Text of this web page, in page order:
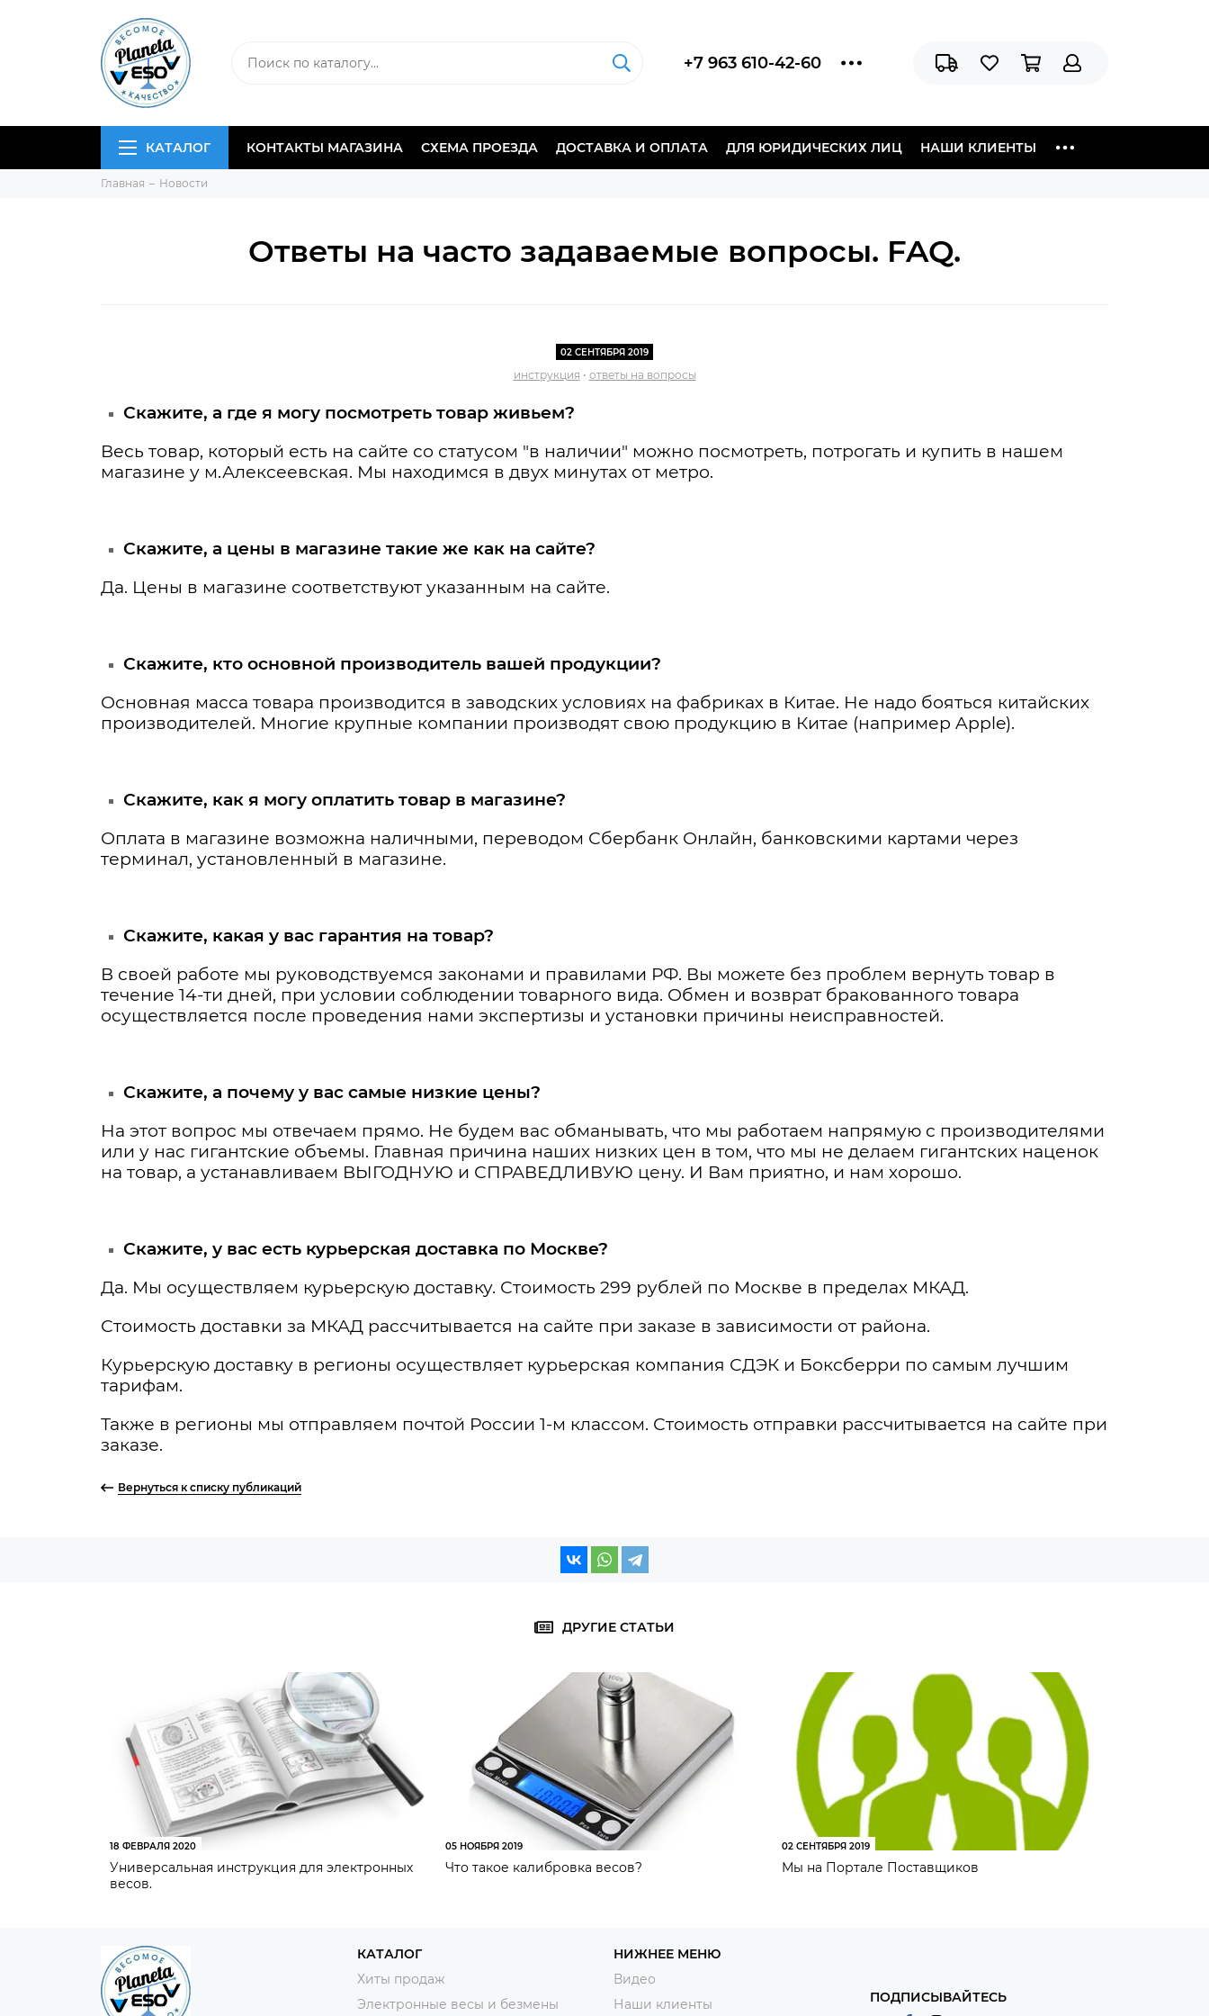
+7 963 610-42-60
КАТАЛОГ КОНТАКТЫ МАГАЗИНА СХЕМА ПРОЕЗДА ДОСТАВКА И ОПЛАТА ДЛЯ ЮРИДИЧЕСКИХ ЛИЦ НАШИ КЛИЕНТЫ
Главная Новости
Ответы на часто задаваемые вопросы. FAQ.
02 СЕНТЯБРЯ 2019
инструкция • ответы на вопросы
Скажите, а где я могу посмотреть товар живьем?
Весь товар, который есть на сайте со статусом "в наличии" можно посмотреть, потрогать и купить в нашем
магазине у м.Алексеевская. Мы находимся в двух минутах от метро.
Скажите, а цены в магазине такие же как на сайте?
Да. Цены в магазине соответствуют указанным на сайте.
Скажите, кто основной производитель вашей продукции?
Основная масса товара производится в заводских условиях на фабриках в Китае. Не надо бояться китайских
производителей. Многие крупные компании производят свою продукцию в Китае (например Apple).
Скажите, как я могу оплатить товар в магазине?
Оплата в магазине возможна наличными, переводом Сбербанк Онлайн, банковскими картами через
терминал, установленный в магазине.
Скажите, какая у вас гарантия на товар?
В своей работе мы руководствуемся законами и правилами РФ. Вы можете без проблем вернуть товар в
течение 14-ти дней, при условии соблюдении товарного вида. Обмен и возврат бракованного товара
осуществляется после проведения нами экспертизы и установки причины неисправностей.
Скажите, а почему у вас самые низкие цены?
На этот вопрос мы отвечаем прямо. Не будем вас обманывать, что мы работаем напрямую с производителями
или у нас гигантские объемы. Главная причина наших низких цен в том, что мы не делаем гигантских наценок
на товар, а устанавливаем ВЫГОДНУЮ и СПРАВЕДЛИВУЮ цену. И Вам приятно, и нам хорошо.
Скажите, у вас есть курьерская доставка по Москве?
Да. Мы осуществляем курьерскую доставку. Стоимость 299 рублей по Москве в пределах МКАД.
Стоимость доставки за МКАД рассчитывается на сайте при заказе в зависимости от района.
Курьерскую доставку в регионы осуществляет курьерская компания СДЭК и Боксберри по самым лучшим
тарифам.
Также в регионы мы отправляем почтой России 1-м классом. Стоимость отправки рассчитывается на сайте при
заказе.
Вернуться к списку публикаций
ДРУГИЕ СТАТЬИ
18 ФЕВРАЛЯ 2020
Универсальная инструкция для электронных
весов.
05 НОЯБРЯ 2019
Что такое калибровка весов?
02 СЕНТЯБРЯ 2019
Мы на Портале Поставщиков
КАТАЛОГ
Хиты продаж
Электронные весы и безмены
НИЖНЕЕ МЕНЮ
Видео
Наши клиенты
ПОДПИСЫВАЙТЕСЬ